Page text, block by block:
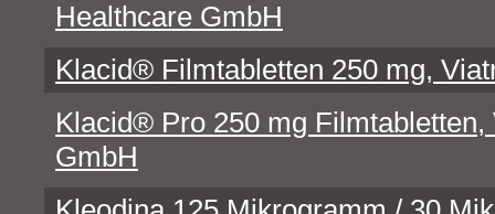
Healthcare GmbH
Klacid® Filmtabletten 250 mg,
Klacid® Pro 250 mg
GmbH